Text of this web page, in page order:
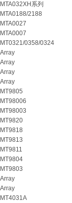
MTA032XH系列
MTA0188/2188
MTA0027
MTA0007
MT0321/0358/0324
Array
Array
Array
Array
MT9805
MT98006
MT98003
MT9820
MT9818
MT9813
MT9811
MT9804
MT9803
Array
Array
MT4031A